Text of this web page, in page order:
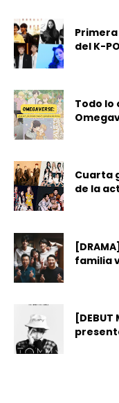
del K-
Todo lo
Cuarta
de la
familia